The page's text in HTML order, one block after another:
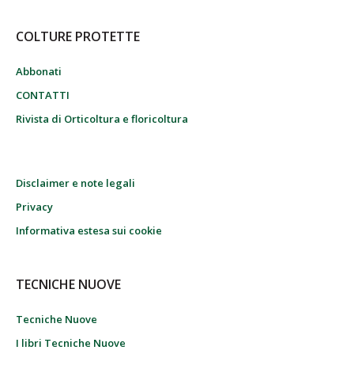
COLTURE PROTETTE
Abbonati
CONTATTI
Rivista di Orticoltura e floricoltura
Disclaimer e note legali
Privacy
Informativa estesa sui cookie
TECNICHE NUOVE
Tecniche Nuove
I libri Tecniche Nuove